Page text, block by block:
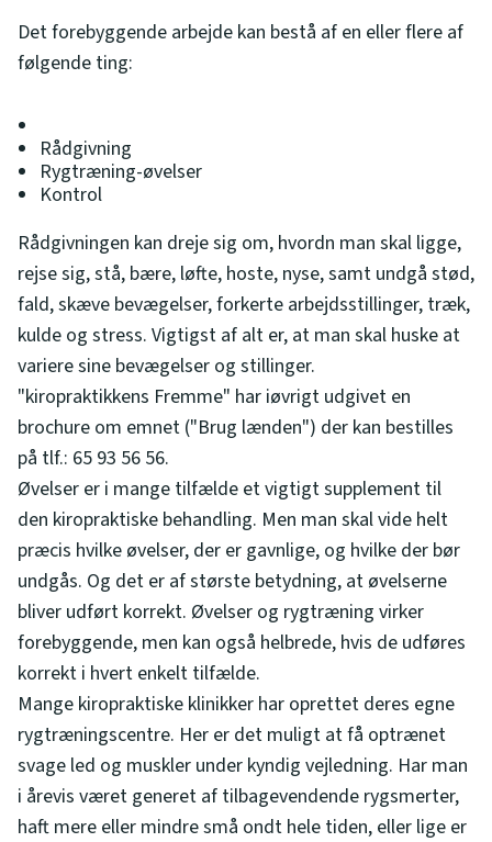
Det forebyggende arbejde kan bestå af en eller flere af
følgende ting:
Rådgivning
Rygtræning-øvelser
Kontrol
Rådgivningen kan dreje sig om, hvordn man skal ligge,
rejse sig, stå, bære, løfte, hoste, nyse, samt undgå stød,
fald, skæve bevægelser, forkerte arbejdsstillinger, træk,
kulde og stress. Vigtigst af alt er, at man skal huske at
variere sine bevægelser og stillinger.
"kiropraktikkens Fremme" har iøvrigt udgivet en
brochure om emnet ("Brug lænden") der kan bestilles
på tlf.: 65 93 56 56.
Øvelser er i mange tilfælde et vigtigt supplement til
den kiropraktiske behandling. Men man skal vide helt
præcis hvilke øvelser, der er gavnlige, og hvilke der bør
undgås. Og det er af største betydning, at øvelserne
bliver udført korrekt. Øvelser og rygtræning virker
forebyggende, men kan også helbrede, hvis de udføres
korrekt i hvert enkelt tilfælde.
Mange kiropraktiske klinikker har oprettet deres egne
rygtræningscentre. Her er det muligt at få optrænet
svage led og muskler under kyndig vejledning. Har man
i årevis været generet af tilbagevendende rygsmerter,
haft mere eller mindre små ondt hele tiden, eller lige er